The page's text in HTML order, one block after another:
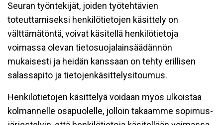
Seuran työntekijät, joiden työtehtävien
toteuttamiseksi henkilötietojen käsittely on
välttämätöntä, voivat käsitellä henkilötietoja
voimassa olevan tietosuojalainsäädännön
mukaisesti ja heidän kanssaan on tehty erillisen
salassapito ja tietojenkäsittelysitoumus.
Henkilötietojen käsittelyä voidaan myös ulkoistaa
kolmannelle osapuolelle, jolloin takaamme sopimus-